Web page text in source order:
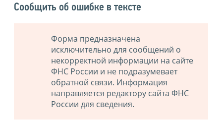
Сообщить об ошибке в тексте
Форма предназначена
исключительно для сообщений о
некорректной информации на сайте
ФНС России и не подразумевает
обратной связи. Информация
направляется редактору сайта ФНС
России для сведения.